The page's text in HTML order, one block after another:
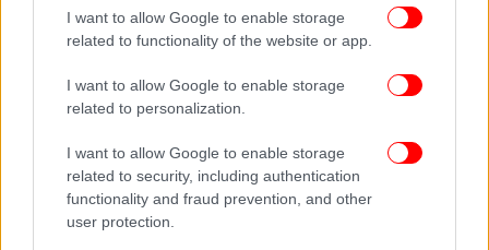
I want to allow Google to enable storage
related to functionality of the website or app.
I want to allow Google to enable storage
related to personalization.
I want to allow Google to enable storage
related to security, including authentication
functionality and fraud prevention, and other
user protection.
παιδί σας θα έχει πρόσβαση μόνο σε περιεχόμενο
που εσείς θεωρείτε κατάλληλο και ασφαλές για την
ώστε να καλύπτουν τόσο τις αναζητήσεις στο
Διαδίκτυο όσο και την πρόσβαση σε εφαρμογές ή
Μπορώ να δω τι περιεχόμενο παρακολουθεί
το παιδί μου;